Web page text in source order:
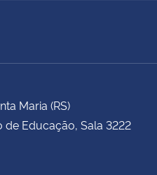
Maria (RS)
de Educação, Sala 3222